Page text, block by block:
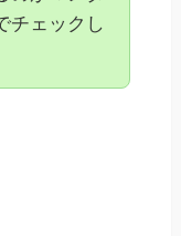
チェックし